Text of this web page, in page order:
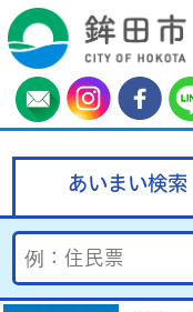
あいまい検索